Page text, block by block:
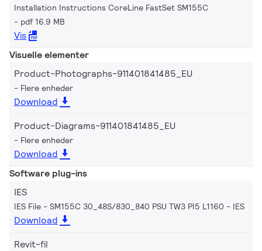
Installation Instructions CoreLine FastSet SM155C
pdf 16.9 MB
Vis
Visuelle elementer
Product-Photographs-911401841485_EU
Flere enheder
Download
Product-Diagrams-911401841485_EU
Flere enheder
Download
Software plug-ins
IES
IES File - SM155C 30_48S/830_840 PSU TW3 PI5 L1160 IES
Download
Revit-fil